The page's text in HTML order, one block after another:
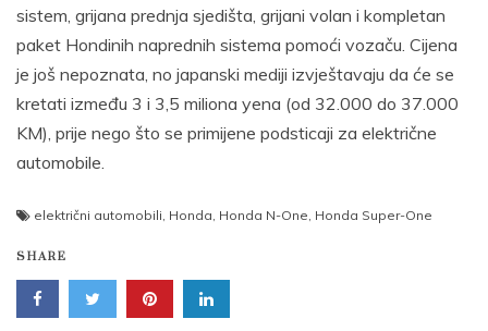
sistem, grijana prednja sjedišta, grijani volan i kompletan
paket Hondinih naprednih sistema pomoći vozaču. Cijena
je još nepoznata, no japanski mediji izvještavaju da će se
kretati između 3 i 3,5 miliona yena (od 32.000 do 37.000
KM), prije nego što se primijene podsticaji za električne
automobile.
električni automobili, Honda, Honda N-One, Honda Super-One
SHARE